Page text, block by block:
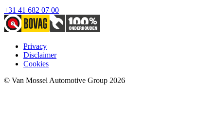
+31 41 682 07 00
Privacy
Disclaimer
Cookies
© Van Mossel Automotive Group 2026